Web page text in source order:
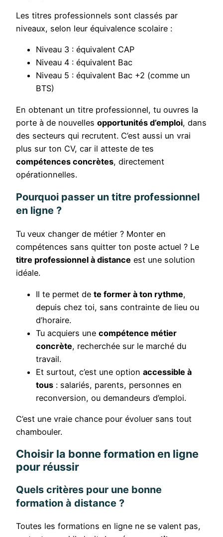
Les titres professionnels sont classés par
niveaux, selon leur équivalence scolaire :
Niveau 3 : équivalent CAP
Niveau 4 : équivalent Bac
Niveau 5 : équivalent Bac +2 (comme un
BTS)
En obtenant un titre professionnel, tu ouvres la
porte à de nouvelles opportunités d’emploi, dans
des secteurs qui recrutent. C’est aussi un vrai
plus sur ton CV, car il atteste de tes
compétences concrètes, directement
opérationnelles.
Pourquoi passer un titre professionnel
en ligne ?
Tu veux changer de métier ? Monter en
compétences sans quitter ton poste actuel ? Le
titre professionnel à distance est une solution
idéale.
Il te permet de te former à ton rythme,
depuis chez toi, sans contrainte de lieu ou
d’horaire.
Tu acquiers une compétence métier
concrète, recherchée sur le marché du
travail.
Et surtout, c’est une option accessible à
tous : salariés, parents, personnes en
reconversion, ou demandeurs d’emploi.
C’est une vraie chance pour évoluer sans tout
chambouler.
Choisir la bonne formation en ligne
pour réussir
Quels critères pour une bonne
formation à distance ?
Toutes les formations en ligne ne se valent pas,